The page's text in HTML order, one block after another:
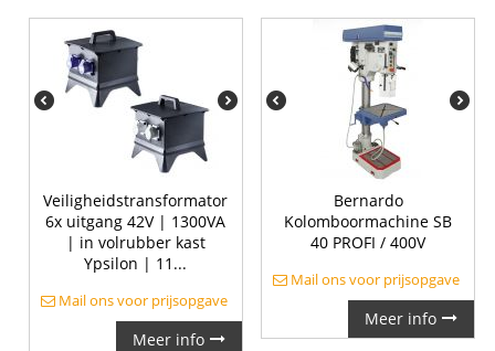
Veiligheidstransformator
6x uitgang 42V | 1300VA
| in volrubber kast
Ypsilon | 11...
Mail ons voor prijsopgave
Meer info
Bernardo
Kolomboormachine SB
40 PROFI / 400V
Mail ons voor prijsopgave
Meer info